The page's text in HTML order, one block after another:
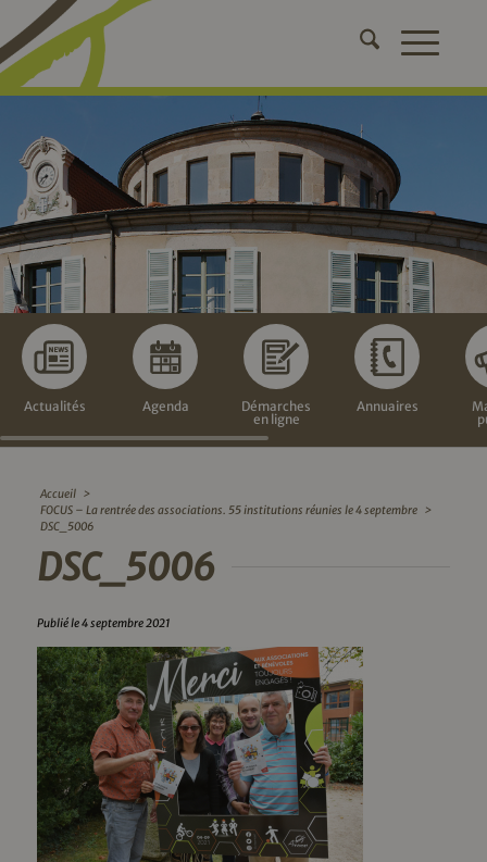
Actualités Agenda
Démarches
en ligne
Annuaires
Accueil >
FOCUS – La rentrée des associations. 55 institutions réunies le 4 septembre >
DSC_5006
DSC_5006
Publié le 4 septembre 2021